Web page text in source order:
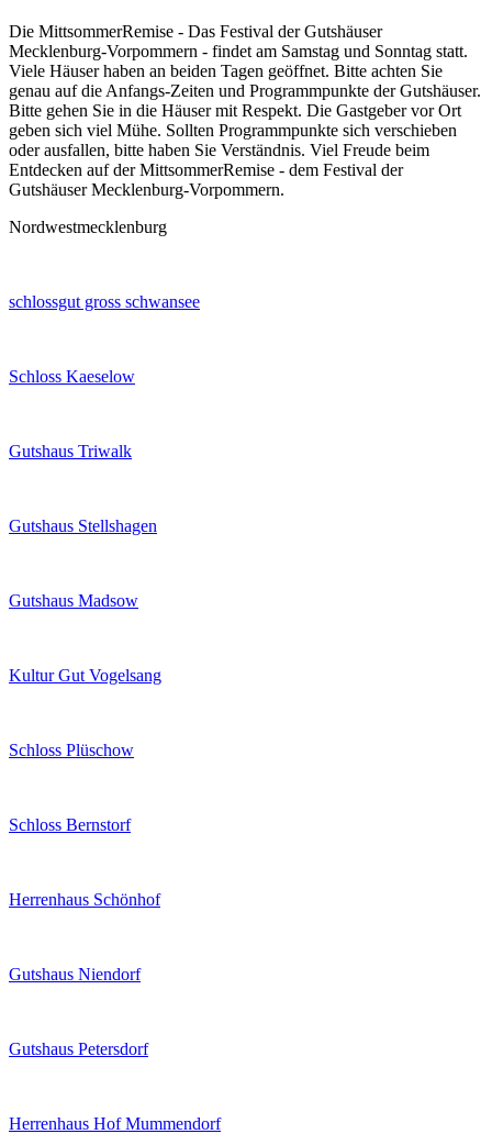
Die MittsommerRemise - Das Festival der Gutshäuser
Mecklenburg-Vorpommern - findet am Samstag und Sonntag statt.
Viele Häuser haben an beiden Tagen geöffnet. Bitte achten Sie
genau auf die Anfangs-Zeiten und Programmpunkte der Gutshäuser.
Bitte gehen Sie in die Häuser mit Respekt. Die Gastgeber vor Ort
geben sich viel Mühe. Sollten Programmpunkte sich verschieben
oder ausfallen, bitte haben Sie Verständnis. Viel Freude beim
Entdecken auf der MittsommerRemise - dem Festival der
Gutshäuser Mecklenburg-Vorpommern.
Nordwestmecklenburg
schlossgut gross schwansee
Schloss Kaeselow
Gutshaus Triwalk
Gutshaus Stellshagen
Gutshaus Madsow
Kultur Gut Vogelsang
Schloss Plüschow
Schloss Bernstorf
Herrenhaus Schönhof
Gutshaus Niendorf
Gutshaus Petersdorf
Herrenhaus Hof Mummendorf